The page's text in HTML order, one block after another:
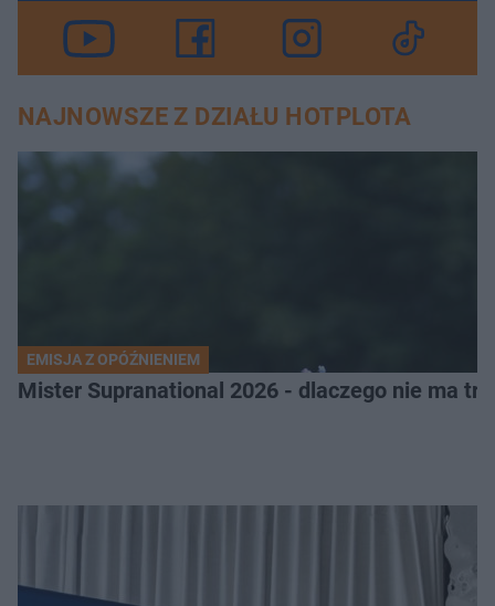
NAJNOWSZE Z DZIAŁU HOTPLOTA
EMISJA Z OPÓŹNIENIEM
Mister Supranational 2026 - dlaczego nie ma